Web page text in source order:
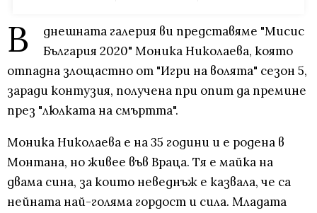
В
днешната галерия ви представяме "Мисис
България 2020" Моника Николаева, която
отпадна злощастно от "Игри на волята" сезон 5,
заради контузия, получена при опит да премине
през "люлката на смъртта".
Моника Николаева е на 35 години и е родена в
Монтана, но живее във Враца. Тя е майка на
двама сина, за които неведнъж е казвала, че са
нейната най-голяма гордост и сила. Младата